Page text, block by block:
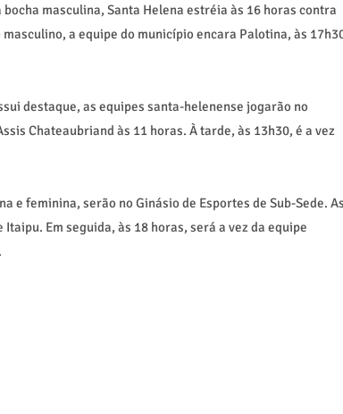
masculina, Santa Helena estréia às 16 horas contra
a equipe do município encara Palotina, às
destaque, as equipes santa-helenense jogarão no
Chateaubriand às 11 horas. À tarde, às 13h30, é a vez
e feminina, serão no Ginásio de Esportes de Sub-Sede.
Em seguida, às 18 horas, será a vez da equipe